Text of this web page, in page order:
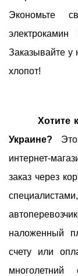
Экономьте
Заказывайте у
хлопот!
Хотите
Украине? Это
интернет-
заказ через
наложенный
счету или